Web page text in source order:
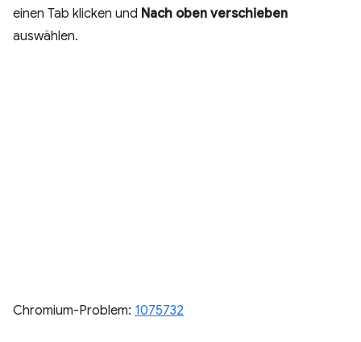
einen Tab klicken und Nach oben verschieben
auswählen.
Chromium-Problem: 1075732